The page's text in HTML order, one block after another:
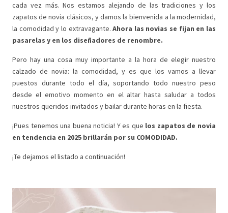
cada vez más. Nos estamos alejando de las tradiciones y los
zapatos de novia clásicos, y damos la bienvenida a la modernidad,
la comodidad y lo extravagante.Ahora las novias se fijan en las
pasarelas y en los diseñadores de renombre.
Pero hay una cosa muy importante a la hora de elegir nuestro
calzado de novia: la comodidad, y es que los vamos a llevar
puestos durante todo el día, soportando todo nuestro peso
desde el emotivo momento en el altar hasta saludar a todos
nuestros queridos invitados y bailar durante horas en la fiesta.
¡Pues tenemos una buena noticia! Y es que los zapatos de novia
en tendencia en 2025 brillarán por su COMODIDAD.
¡Te dejamos el listado a continuación!